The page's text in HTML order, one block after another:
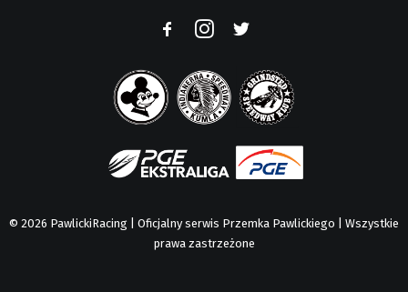
© 2026 PawlickiRacing | Oficjalny serwis Przemka Pawlickiego | Wszystkie
prawa zastrzeżone